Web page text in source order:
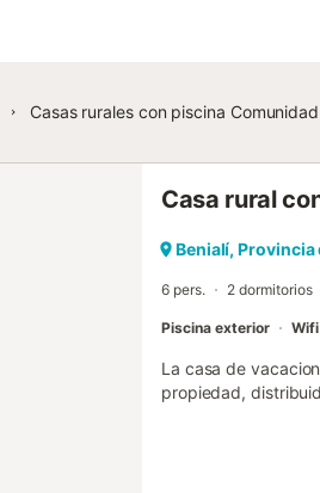
Casas rurales con piscina
Casa rural
Benialí, Provincia
6 pers. 2 dormitorios
Piscina exterior Wifi
La casa de
propiedad,
se incluyen Wi-Fi
alojamiento